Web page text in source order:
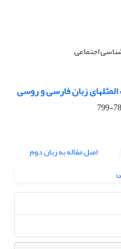
اجتماعی
زبان فارسی و روسی
اصل مقاله به زبان دوم